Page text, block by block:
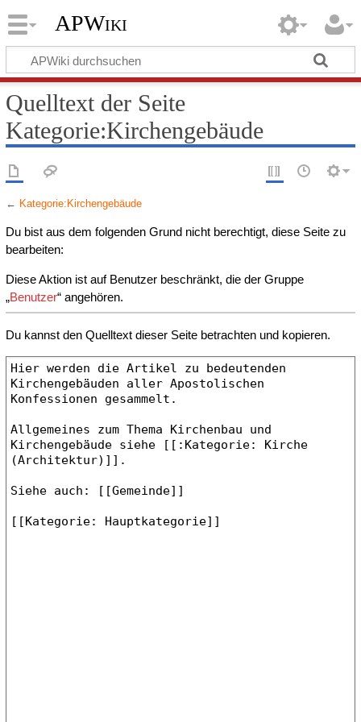
APWiki
Quelltext der Seite
Kategorie:Kirchengebäude
← Kategorie:Kirchengebäude
Du bist aus dem folgenden Grund nicht berechtigt, diese Seite zu
bearbeiten:
Diese Aktion ist auf Benutzer beschränkt, die der Gruppe
„Benutzer“ angehören.
Du kannst den Quelltext dieser Seite betrachten und kopieren.